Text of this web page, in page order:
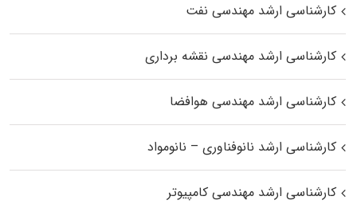
کارشناسی ارشد مهندسی نفت
کارشناسی ارشد مهندسی نقشه برداری
کارشناسی ارشد مهندسی هوافضا
کارشناسی ارشد نانوفناوری – نانومواد
کارشناسی ارشد مهندسی کامپیوتر